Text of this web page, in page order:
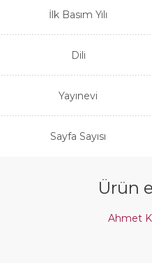
İlk Basım Yılı
Dili
Yayınevi
Sayfa Sayısı
Ürün
Ahmet